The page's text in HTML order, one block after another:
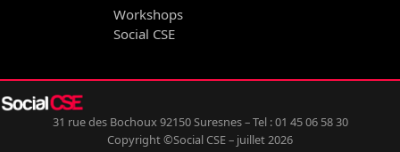
Workshops
Social CSE
31 rue des Bochoux 92150 Suresnes – Tel : 01 45 06 58 30
Copyright ©Social CSE – juillet 2026